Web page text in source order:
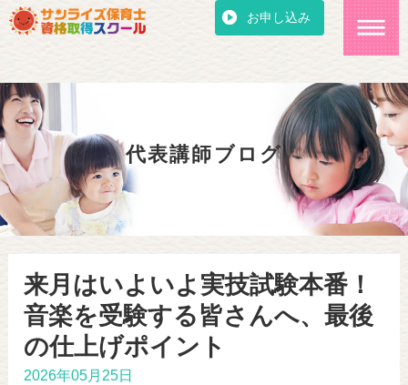
お申し込み
代表講師ブログ
来月はいよいよ実技試験本番！
音楽を受験する皆さんへ、最後
の仕上げポイント
2026年05月25日